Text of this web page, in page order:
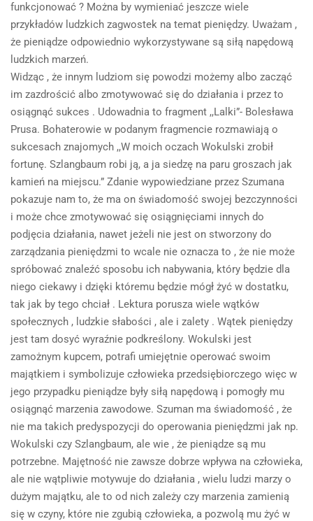
funkcjonować ? Można by wymieniać jeszcze wiele
przykładów ludzkich zagwostek na temat pieniędzy. Uważam ,
że pieniądze odpowiednio wykorzystywane są siłą napędową
ludzkich marzeń.
Widząc , że innym ludziom się powodzi możemy albo zacząć
im zazdrościć albo zmotywować się do działania i przez to
osiągnąć sukces . Udowadnia to fragment ,,Lalki”- Bolesława
Prusa. Bohaterowie w podanym fragmencie rozmawiają o
sukcesach znajomych ,,W moich oczach Wokulski zrobił
fortunę. Szlangbaum robi ją, a ja siedzę na paru groszach jak
kamień na miejscu.” Zdanie wypowiedziane przez Szumana
pokazuje nam to, że ma on świadomość swojej bezczynności
i może chce zmotywować się osiągnięciami innych do
podjęcia działania, nawet jeżeli nie jest on stworzony do
zarządzania pieniędzmi to wcale nie oznacza to , że nie może
spróbować znaleźć sposobu ich nabywania, który będzie dla
niego ciekawy i dzięki któremu będzie mógł żyć w dostatku,
tak jak by tego chciał . Lektura porusza wiele wątków
społecznych , ludzkie słabości , ale i zalety . Wątek pieniędzy
jest tam dosyć wyraźnie podkreślony. Wokulski jest
zamożnym kupcem, potrafi umiejętnie operować swoim
majątkiem i symbolizuje człowieka przedsiębiorczego więc w
jego przypadku pieniądze były siłą napędową i pomogły mu
osiągnąć marzenia zawodowe. Szuman ma świadomość , że
nie ma takich predyspozycji do operowania pieniędzmi jak np.
Wokulski czy Szlangbaum, ale wie , że pieniądze są mu
potrzebne. Majętność nie zawsze dobrze wpływa na człowieka,
ale nie wątpliwie motywuje do działania , wielu ludzi marzy o
dużym majątku, ale to od nich zależy czy marzenia zamienią
się w czyny, które nie zgubią człowieka, a pozwolą mu żyć w